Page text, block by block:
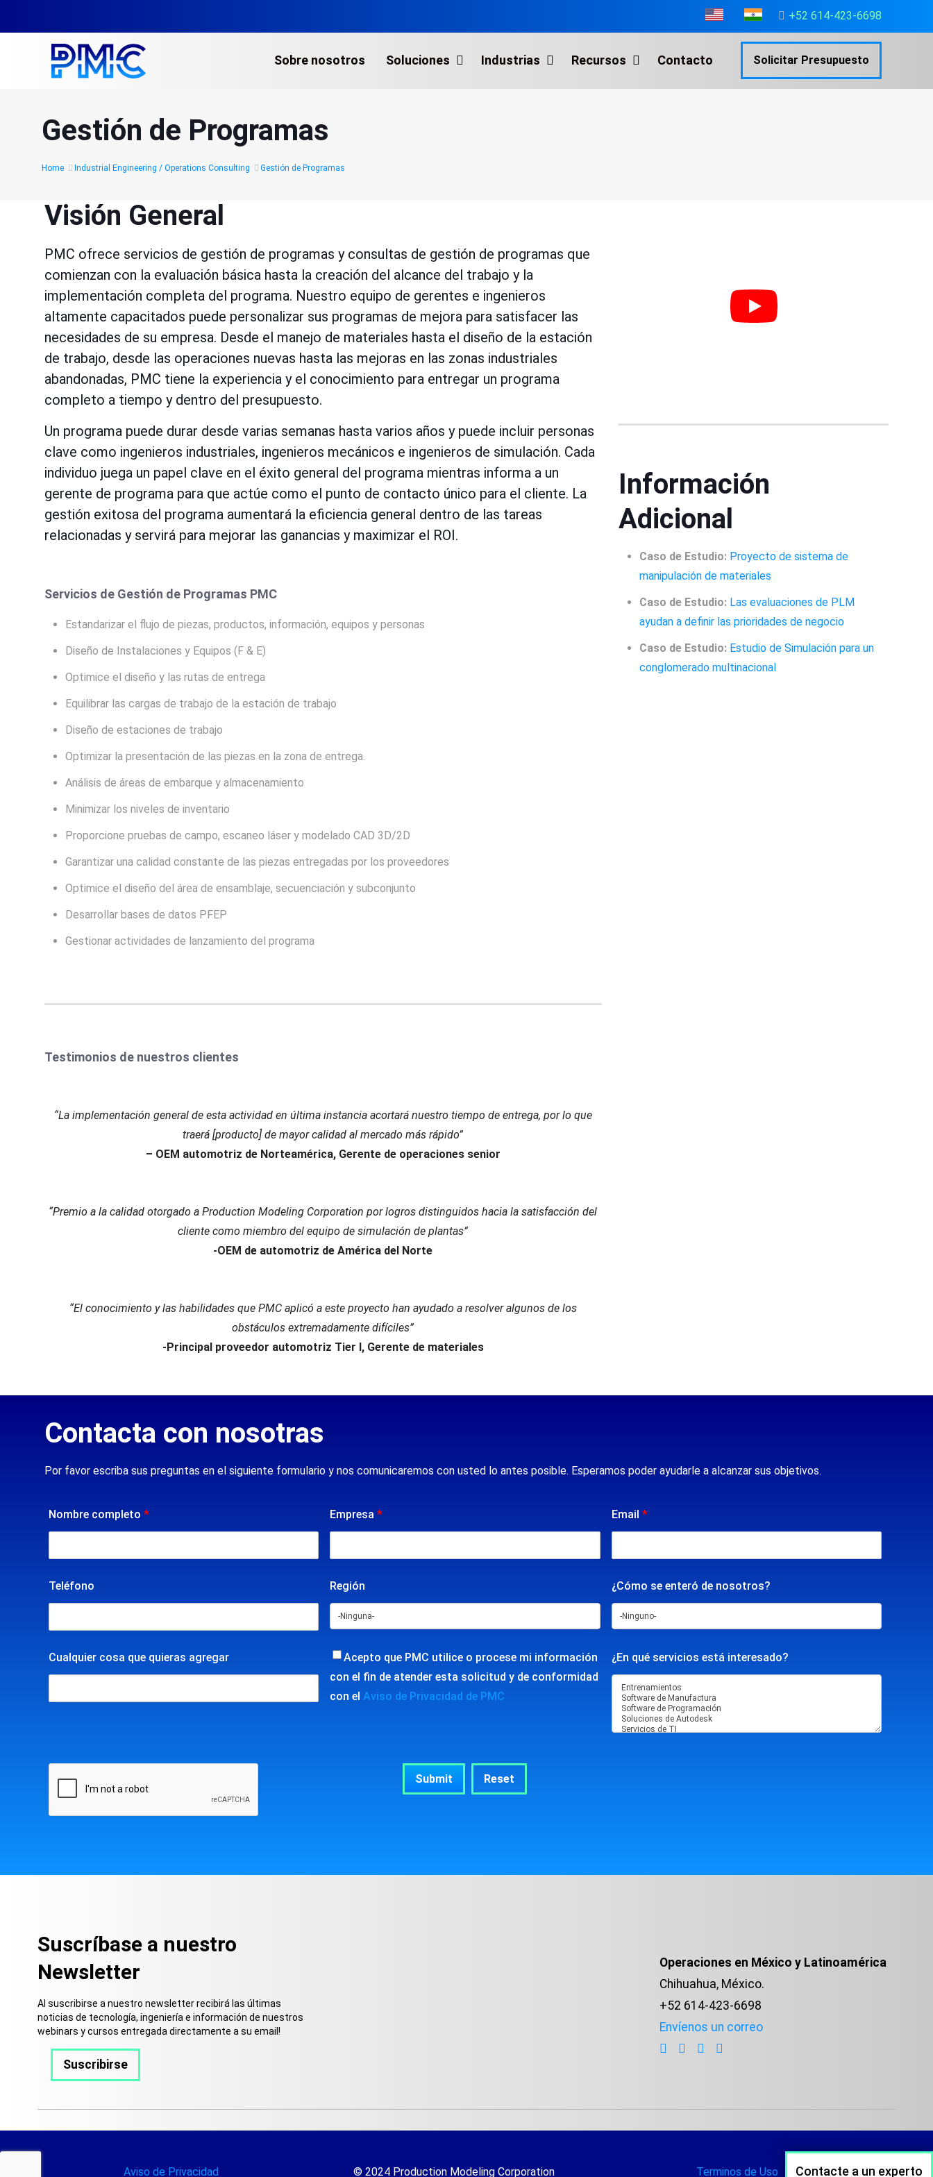
+52 614-423-6698
Sobre nosotros Soluciones Industrias Recursos Contacto Solicitar Presupuesto
Gestión de Programas
Home Industrial Engineering / Operations Consulting Gestión de Programas
Visión General
PMC ofrece servicios de gestión de programas y consultas de gestión de programas que
comienzan con la evaluación básica hasta la creación del alcance del trabajo y la
implementación completa del programa. Nuestro equipo de gerentes e ingenieros
altamente capacitados puede personalizar sus programas de mejora para satisfacer las
necesidades de su empresa. Desde el manejo de materiales hasta el diseño de la estación
de trabajo, desde las operaciones nuevas hasta las mejoras en las zonas industriales
abandonadas, PMC tiene la experiencia y el conocimiento para entregar un programa
completo a tiempo y dentro del presupuesto.
Un programa puede durar desde varias semanas hasta varios años y puede incluir personas
clave como ingenieros industriales, ingenieros mecánicos e ingenieros de simulación. Cada
individuo juega un papel clave en el éxito general del programa mientras informa a un
gerente de programa para que actúe como el punto de contacto único para el cliente. La
gestión exitosa del programa aumentará la eficiencia general dentro de las tareas
relacionadas y servirá para mejorar las ganancias y maximizar el ROI.
Servicios de Gestión de Programas PMC
Estandarizar el flujo de piezas, productos, información, equipos y personas
Diseño de Instalaciones y Equipos (F & E)
Optimice el diseño y las rutas de entrega
Equilibrar las cargas de trabajo de la estación de trabajo
Diseño de estaciones de trabajo
Optimizar la presentación de las piezas en la zona de entrega.
Análisis de áreas de embarque y almacenamiento
Minimizar los niveles de inventario
Proporcione pruebas de campo, escaneo láser y modelado CAD 3D/2D
Garantizar una calidad constante de las piezas entregadas por los proveedores
Optimice el diseño del área de ensamblaje, secuenciación y subconjunto
Desarrollar bases de datos PFEP
Gestionar actividades de lanzamiento del programa
Testimonios de nuestros clientes
“La implementación general de esta actividad en última instancia acortará nuestro tiempo de entrega, por lo que
traerá [producto] de mayor calidad al mercado más rápido”
– OEM automotriz de Norteamérica, Gerente de operaciones senior
“Premio a la calidad otorgado a Production Modeling Corporation por logros distinguidos hacia la satisfacción del
cliente como miembro del equipo de simulación de plantas”
-OEM de automotriz de América del Norte
“El conocimiento y las habilidades que PMC aplicó a este proyecto han ayudado a resolver algunos de los
obstáculos extremadamente difíciles”
-Principal proveedor automotriz Tier I, Gerente de materiales
Información
Adicional
Caso de Estudio: Proyecto de sistema de
manipulación de materiales
Caso de Estudio: Las evaluaciones de PLM
ayudan a definir las prioridades de negocio
Caso de Estudio: Estudio de Simulación para un
conglomerado multinacional
Contacta con nosotras
Por favor escriba sus preguntas en el siguiente formulario y nos comunicaremos con usted lo antes posible. Esperamos poder ayudarle a alcanzar sus objetivos.
Nombre completo * Empresa* Email *
Teléfono Región ¿Cómo se enteró de nosotros?
Cualquier cosa que quieras agregar
Acepto que PMC utilice o procese mi información
con el fin de atender esta solicitud y de conformidad
con elAviso de Privacidad de PMC
¿En qué servicios está interesado?
Suscríbase a nuestro
Newsletter
Al suscribirse a nuestro newsletter recibirá las últimas
noticias de tecnología, ingeniería e información de nuestros
webinars y cursos entregada directamente a su email!
Suscribirse
Operaciones en México y Latinoamérica
Chihuahua, México.
+52 614-423-6698
Envíenos un correo
Aviso de Privacidad © 2024 Production Modeling Corporation Terminos de Uso Contacte a un experto